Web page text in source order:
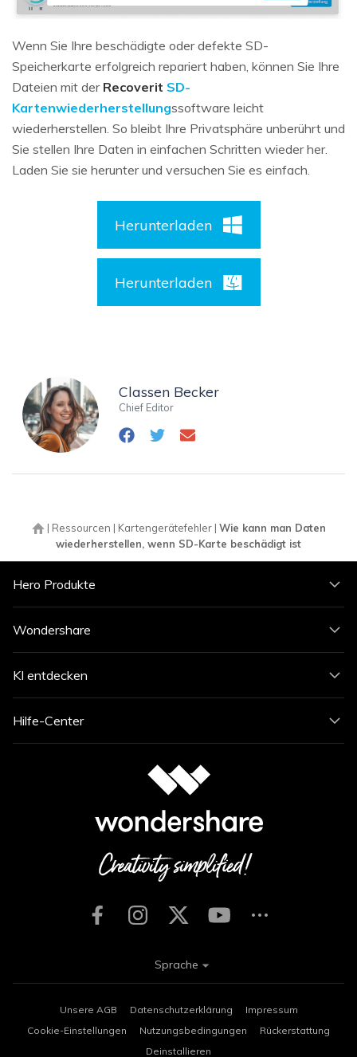
Wenn Sie Ihre beschädigte oder defekte SD-
Speicherkarte erfolgreich repariert haben, können Sie Ihre
Dateien mit der Recoverit SD-
Kartenwiederherstellungssoftware leicht
wiederherstellen. So bleibt Ihre Privatsphäre unberührt und
Sie stellen Ihre Daten in einfachen Schritten wieder her.
Laden Sie sie herunter und versuchen Sie es einfach.
Herunterladen
Herunterladen
Classen Becker
Chief Editor
| Ressourcen | Kartengerätefehler| Wie kann man Daten
wiederherstellen, wenn SD-Karte beschädigt ist
Hero Produkte
Wondershare
KI entdecken
Hilfe-Center
Unsere AGB Datenschutzerklärung
Impressum
Cookie-Einstellungen
Nutzungsbedingungen
Rückerstattung
Deinstallieren
Sprache